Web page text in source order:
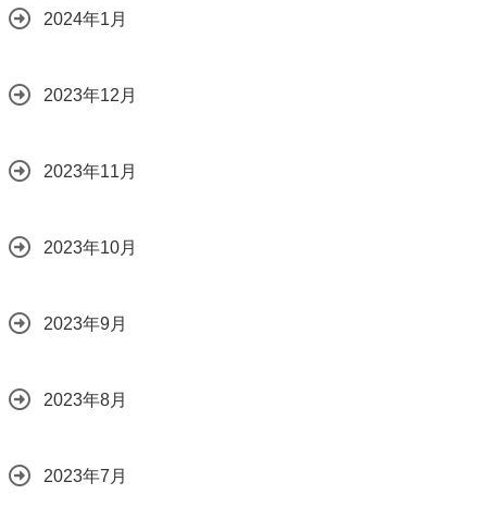
2024年1月
2023年12月
2023年11月
2023年10月
2023年9月
2023年8月
2023年7月